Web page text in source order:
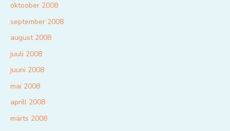
oktoober 2008
september 2008
august 2008
juuli 2008
juuni 2008
mai 2008
aprill 2008
märts 2008